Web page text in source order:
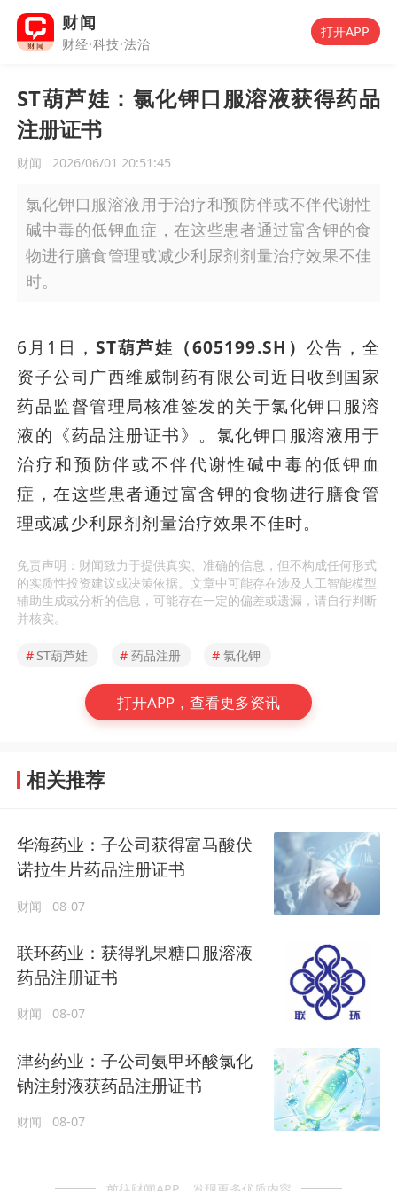
财闻
财经·科技·法治
打开APP
ST葫芦娃：氯化钾口服溶液获得药品
注册证书
财闻 2026/06/01 20:51:45
氯化钾口服溶液用于治疗和预防伴或不伴代谢性
碱中毒的低钾血症，在这些患者通过富含钾的食
物进行膳食管理或减少利尿剂剂量治疗效果不佳
时。
6月1日， ST葫芦娃（605199.SH） 公告，全
资子公司广西维威制药有限公司近日收到国家
药品监督管理局核准签发的关于氯化钾口服溶
液的《药品注册证书》。氯化钾口服溶液用于
治疗和预防伴或不伴代谢性碱中毒的低钾血
症，在这些患者通过富含钾的食物进行膳食管
理或减少利尿剂剂量治疗效果不佳时。
免责声明：财闻致力于提供真实、准确的信息，但不构成任何形式
的实质性投资建议或决策依据。文章中可能存在涉及人工智能模型
辅助生成或分析的信息，可能存在一定的偏差或遗漏，请自行判断
并核实。
# ST葫芦娃 # 药品注册 # 氯化钾
打开APP，查看更多资讯
相关推荐
华海药业：子公司获得富马酸伏
诺拉生片药品注册证书
财闻 08-07
联环药业：获得乳果糖口服溶液
药品注册证书
财闻 08-07
津药药业：子公司氨甲环酸氯化
钠注射液获药品注册证书
财闻 08-07